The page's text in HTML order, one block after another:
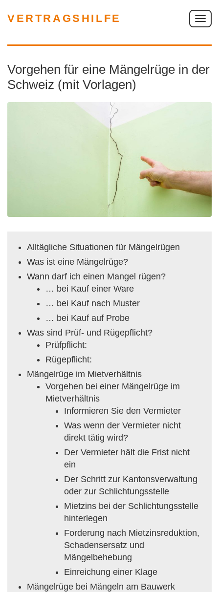
VERTRAGSHILFE
S
h
l
t
i
n
Vorgehen für eine Mängelrüge in der
Schweiz (mit Vorlagen)
Alltägliche Situationen für Mängelrügen
Was ist eine Mängelrüge?
Wann darf ich einen Mangel rügen?
… bei Kauf einer Ware
… bei Kauf nach Muster
… bei Kauf auf Probe
Was sind Prüf- und Rügepflicht?
Prüfpflicht:
Rügepflicht:
Mängelrüge im Mietverhältnis
Vorgehen bei einer Mängelrüge im
Mietverhältnis
Informieren Sie den Vermieter
Was wenn der Vermieter nicht
direkt tätig wird?
Der Vermieter hält die Frist nicht
ein
Der Schritt zur Kantonsverwaltung
oder zur Schlichtungsstelle
Mietzins bei der Schlichtungsstelle
hinterlegen
Forderung nach Mietzinsreduktion,
Schadensersatz und
Mängelbehebung
Einreichung einer Klage
Mängelrüge bei Mängeln am Bauwerk